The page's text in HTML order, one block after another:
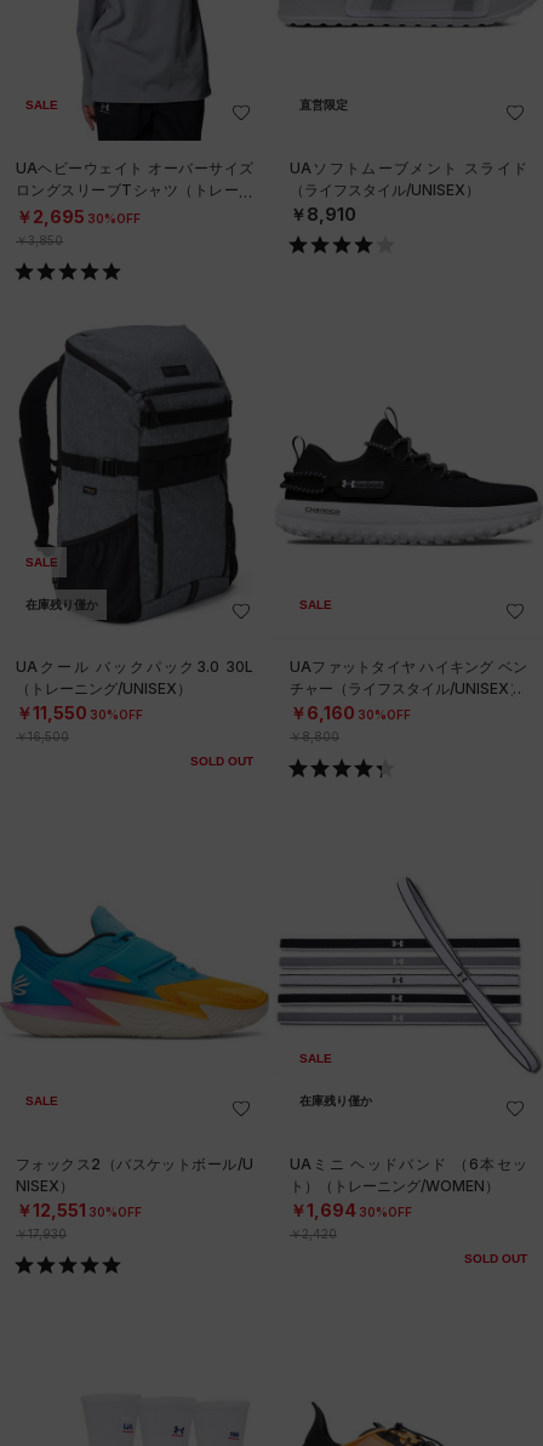
SALE
UAヘビーウェイト オーバーサイズ
ロングスリーブTシャツ（トレーニ
ング/WOMEN）
￥2,695 30%OFF
￥3,850
直営限定
UAソフトムーブメント スライド
（ライフスタイル/UNISEX）
￥8,910
SALE
在庫残り僅か
UAクール バックパック3.0 30L
（トレーニング/UNISEX）
￥11,550 30%OFF
￥16,500
SOLD OUT
SALE
UAファットタイヤ ハイキング ベン
チャー（ライフスタイル/UNISEX）
￥6,160 30%OFF
￥8,800
SALE
フォックス2（バスケットボール/U
NISEX）
￥12,551 30%OFF
￥17,930
SALE
在庫残り僅か
UAミニ ヘッドバンド （6本セッ
ト）（トレーニング/WOMEN）
￥1,694 30%OFF
￥2,420
SOLD OUT